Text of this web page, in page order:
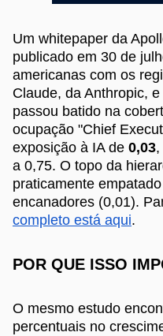
Um whitepaper da
publicado em 30 de
americanas com os
Claude, da Anthropic,
passou batido na
ocupação "Chief
exposição à IA de 0,03
a 0,75. O topo da
praticamente
encanadores (0,01).
completo está aqui.
POR QUE ISSO
O mesmo estudo
percentuais no